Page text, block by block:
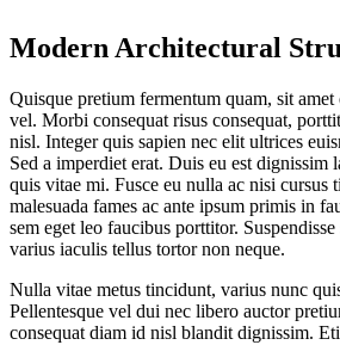
Modern Architectural
Quisque pretium fermentum quam, sit
vel. Morbi consequat risus consequat,
nisl. Integer quis sapien nec elit ultrices
Sed a imperdiet erat. Duis eu est dignissim
quis vitae mi. Fusce eu nulla ac nisi cursus
malesuada fames ac ante ipsum primis in
sem eget leo faucibus porttitor. Suspendisse
varius iaculis tellus tortor non neque.
Nulla vitae metus tincidunt, varius nunc
Pellentesque vel dui nec libero auctor
consequat diam id nisl blandit dignissim.